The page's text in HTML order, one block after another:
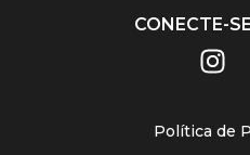
CONECTE-
Política de